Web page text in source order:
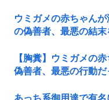
ウミガメの赤ちゃん
の偽善者、最悪の結末
【胸糞】ウミガメの
偽善者、最悪の行動
あっち系御用達で有